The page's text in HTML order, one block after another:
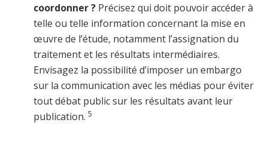
coordonner ? Précisez qui doit pouvoir accéder à
telle ou telle information concernant la mise en
œuvre de l’étude, notamment l’assignation du
traitement et les résultats intermédiaires.
Envisagez la possibilité d’imposer un embargo
sur la communication avec les médias pour éviter
tout débat public sur les résultats avant leur
publication. 5